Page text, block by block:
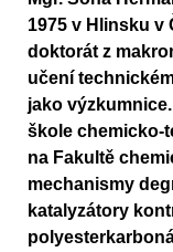
1975 v Hlinsku v
doktorát z
učení
jako
škole chemicko-
na Fakultě
mechanismy
katalyzátory